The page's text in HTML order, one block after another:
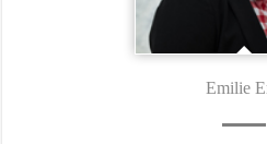
Emilie